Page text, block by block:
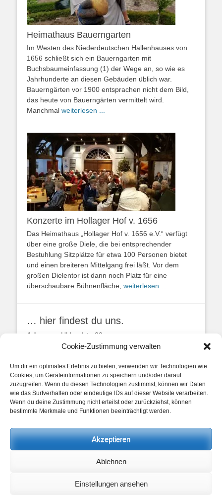
Cookie-Zustimmung verwalten
Um dir ein optimales Erlebnis zu bieten, verwenden wir Technologien wie
Cookies, um Geräteinformationen zu speichern und/oder darauf
zuzugreifen. Wenn du diesen Technologien zustimmst, können wir Daten
wie das Surfverhalten oder eindeutige IDs auf dieser Website verarbeiten.
Wenn du deine Zustimmung nicht erteilst oder zurückziehst, können
bestimmte Merkmale und Funktionen beeinträchtigt werden.
Akzeptieren
Ablehnen
Einstellungen ansehen
Heimathaus Bauerngarten
Im Westen des Niederdeutschen Hallenhauses von
1656 schließt sich ein Bauerngarten mit
Buchsbaumeinfassung (1) der Wege an, so wie es
Jahrhunderte an diesen Gebäuden üblich war.
Bauerngärten vor 1900 entsprachen nicht dem Bild,
das heute von Bauerngärten vermittelt wird.
Manchmal weiterlesen ...
Konzerte im Hollager Hof v. 1656
Das Heimathaus „Hollager Hof v. 1656 e.V.“ verfügt
über eine große Diele, die bei entsprechender
Bestuhlung Sitzplätze für etwa 100 Personen bietet
und einen breiteren Mittelgang frei läßt. Vor dem
großen Dielentor ist dann noch Platz für eine
überschaubare Bühnenfläche, weiterlesen ...
… hier findest du uns.
Adresse: Uhlandstr. 20
49134 Wallenhorst
unsere Posts
Beitragskategorien